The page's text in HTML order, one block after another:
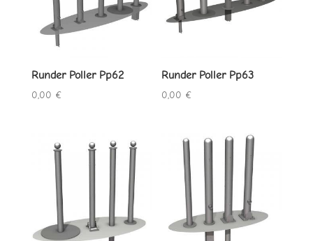
Runder Poller Pp62
0,00 €
Runder Poller Pp63
0,00 €